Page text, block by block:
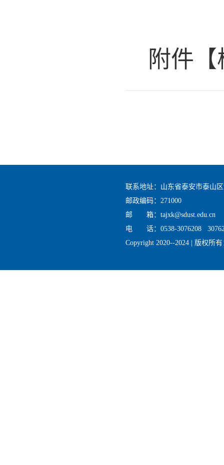
附件【
联系地址：山东省泰安市泰山
邮政编码：271000
邮 箱：tajxk@sdust.edu.cn
电 话：0538-3076208
Copyright 2020--2024 | 版权所